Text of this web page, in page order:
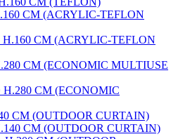
CM (ACRYLIC-TEFLON
CM (ECONOMIC MULTIUSE
CM (OUTDOOR CURTAIN)